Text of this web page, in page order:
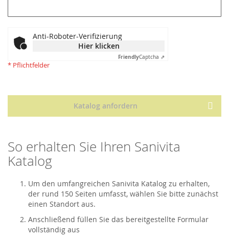
Anti-Roboter-Verifizierung
Hier klicken
FriendlyCaptcha ⇗
* Pflichtfelder
Katalog anfordern
So erhalten Sie Ihren Sanivita
Katalog
Um den umfangreichen Sanivita Katalog zu erhalten,
der rund 150 Seiten umfasst, wählen Sie bitte zunächst
einen Standort aus.
Anschließend füllen Sie das bereitgestellte Formular
vollständig aus